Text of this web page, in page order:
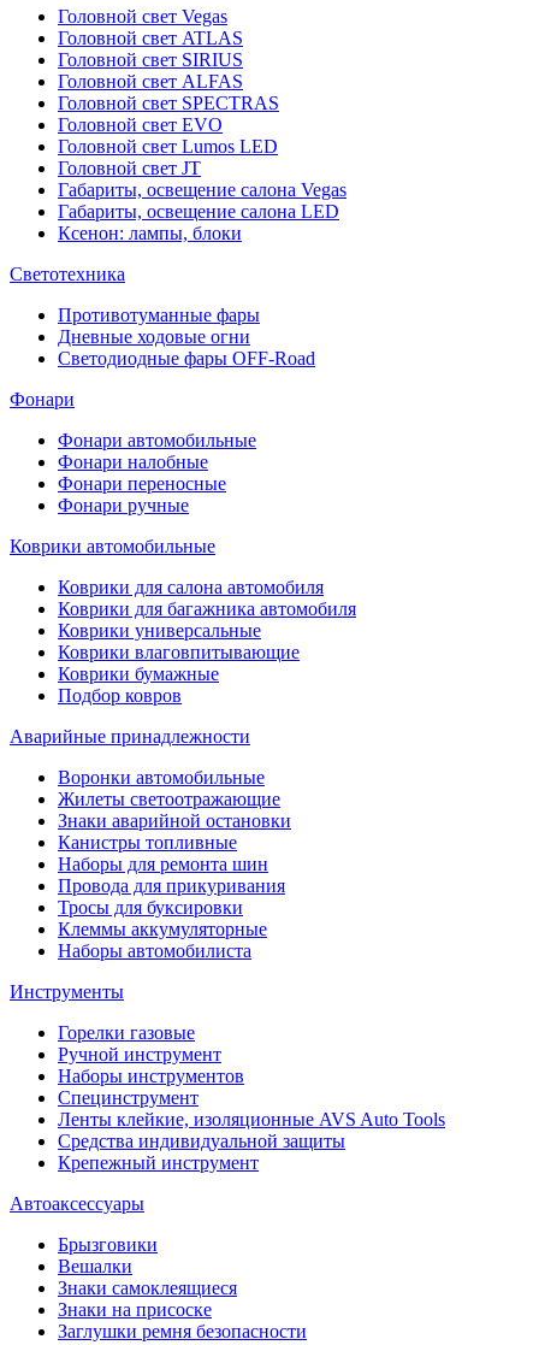
Головной свет Vegas
Головной свет ATLAS
Головной свет SIRIUS
Головной свет ALFAS
Головной свет SPECTRAS
Головной свет EVO
Головной свет Lumos LED
Головной свет JT
Габариты, освещение салона Vegas
Габариты, освещение салона LED
Ксенон: лампы, блоки
Светотехника
Противотуманные фары
Дневные ходовые огни
Светодиодные фары OFF-Road
Фонари
Фонари автомобильные
Фонари налобные
Фонари переносные
Фонари ручные
Коврики автомобильные
Коврики для салона автомобиля
Коврики для багажника автомобиля
Коврики универсальные
Коврики влаговпитывающие
Коврики бумажные
Подбор ковров
Аварийные принадлежности
Воронки автомобильные
Жилеты светоотражающие
Знаки аварийной остановки
Канистры топливные
Наборы для ремонта шин
Провода для прикуривания
Тросы для буксировки
Клеммы аккумуляторные
Наборы автомобилиста
Инструменты
Горелки газовые
Ручной инструмент
Наборы инструментов
Специнструмент
Ленты клейкие, изоляционные AVS Auto Tools
Средства индивидуальной защиты
Крепежный инструмент
Автоаксессуары
Брызговики
Вешалки
Знаки самоклеящиеся
Знаки на присоске
Заглушки ремня безопасности